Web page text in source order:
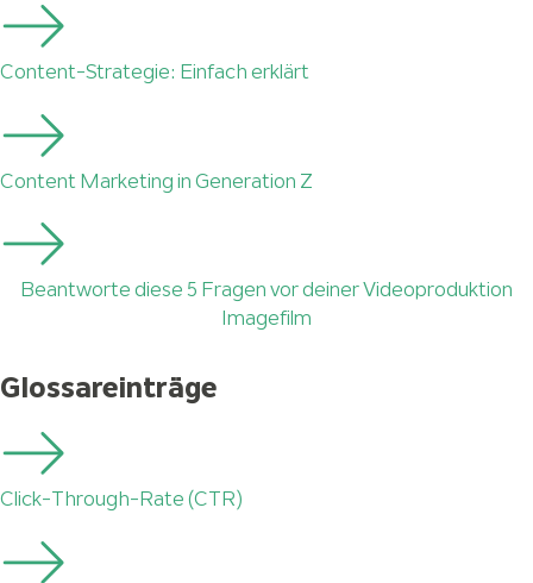
Content-Strategie: Einfach erklärt
Content Marketing in Generation Z
Beantworte diese 5 Fragen vor deiner Videoproduktion
Imagefilm
Glossareinträge
Click-Through-Rate (CTR)